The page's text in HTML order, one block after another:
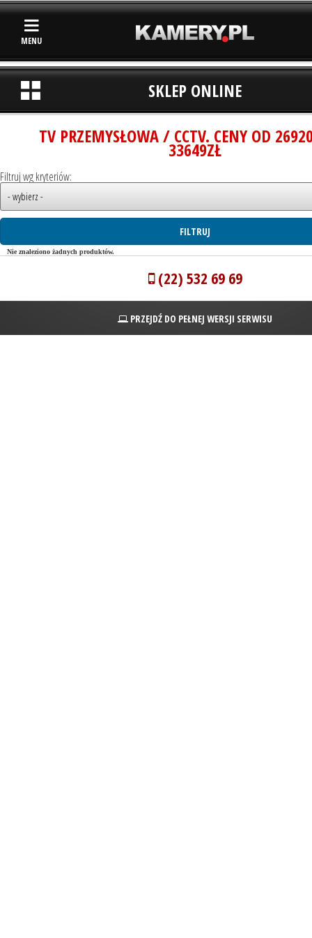
MENU
SKLEP ONLINE
TV PRZEMYSŁOWA / CCTV. CENY OD
33649ZŁ
Filtruj wg kryteriów:
Nie znaleziono żadnych produktów.
(22) 532 69 69
PRZEJDŹ DO PEŁNEJ WERSJI SERWISU